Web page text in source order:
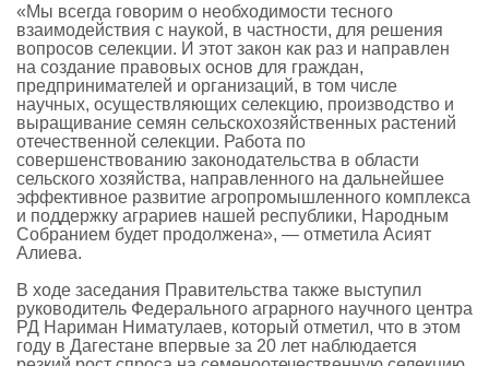
«Мы всегда говорим о необходимости тесного
взаимодействия с наукой, в частности, для решения
вопросов селекции. И этот закон как раз и направлен
на создание правовых основ для граждан,
предпринимателей и организаций, в том числе
научных, осуществляющих селекцию, производство и
выращивание семян сельскохозяйственных растений
отечественной селекции. Работа по
совершенствованию законодательства в области
сельского хозяйства, направленного на дальнейшее
эффективное развитие агропромышленного комплекса
и поддержку аграриев нашей республики, Народным
Собранием будет продолжена», — отметила Асият
Алиева.
В ходе заседания Правительства также выступил
руководитель Федерального аграрного научного центра
РД Нариман Ниматулаев, который отметил, что в этом
году в Дагестане впервые за 20 лет наблюдается